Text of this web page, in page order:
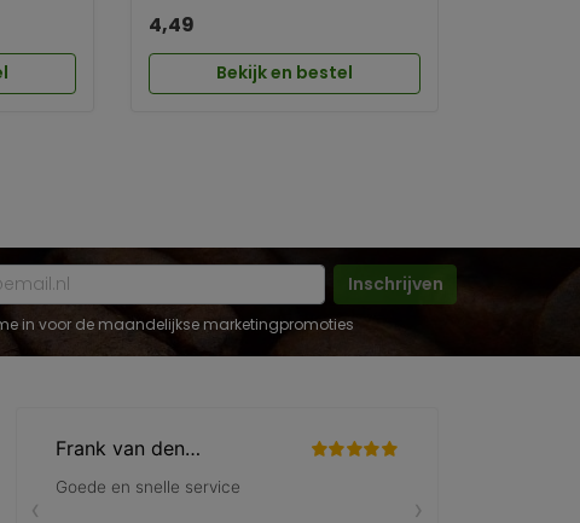
4,49
Bekijk en bestel
Inschrijven
in voor de maandelijkse marketingpromoties